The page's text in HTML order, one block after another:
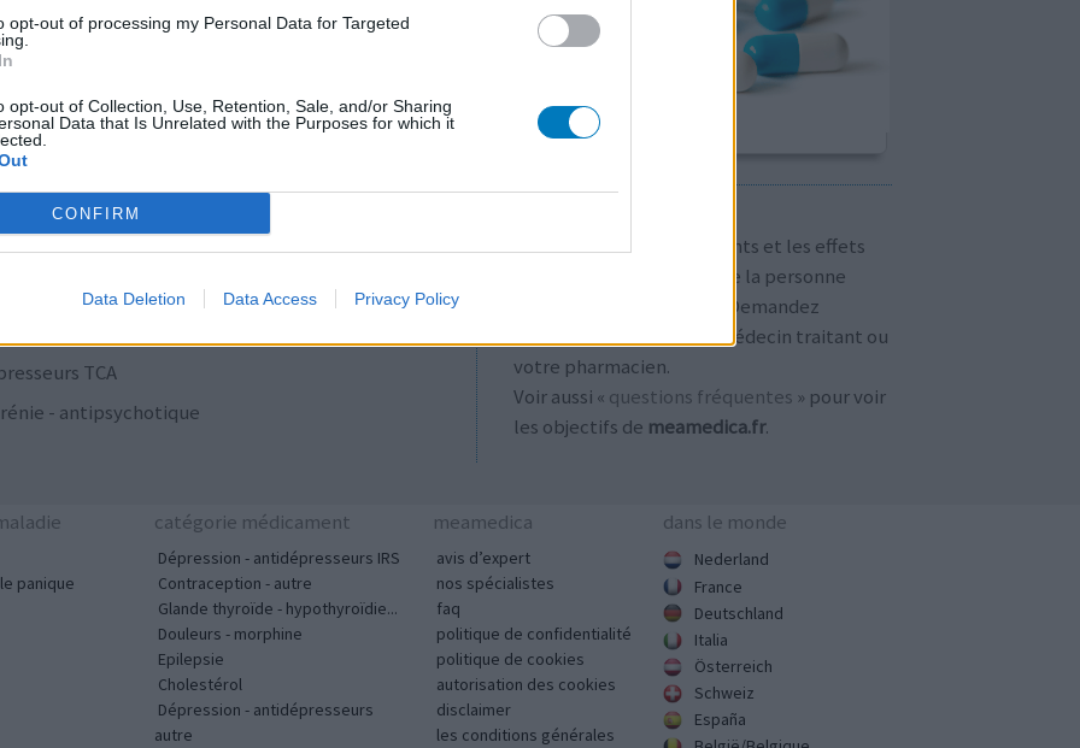
opt-out of processing my Personal Data for Targeted
opt-out of Collection, Use, Retention, Sale, and/or Sharing
Data that Is Unrelated with the Purposes for which it
CONFIRM
Data Deletion Data Access Privacy Policy
bloquant
bloquant
- antipsychotique
oraux
TCA
- antipsychotique
Les avis sur les médicaments et les effets
secondaires dépendent de la personne
utilisant le médicament. Demandez
toujours conseil à votre médecin traitant ou
votre pharmacien.
Voir aussi « questions fréquentes » pour voir
les objectifs de meamedica.fr.
panique
catégorie médicament
Dépression - antidépresseurs IRS
Contraception - autre
Glande thyroïde - hypothyroïdie...
Douleurs - morphine
Epilepsie
Cholestérol
Dépression - antidépresseurs
autre
meamedica
avis d’expert
nos spécialistes
faq
politique de confidentialité
politique de cookies
autorisation des cookies
disclaimer
les conditions générales
dans le monde
Nederland
France
Deutschland
Italia
Österreich
Schweiz
España